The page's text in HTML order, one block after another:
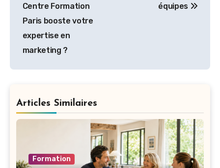
Centre Formation
Paris booste votre
expertise en
marketing ?
équipes
Articles Similaires
Formation